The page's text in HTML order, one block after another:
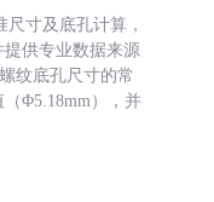
寸及底孔计算，
供专业数据来源
纹底孔尺寸的常
Φ5.18mm），并